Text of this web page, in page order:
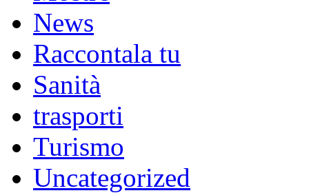
News
Raccontala tu
Sanità
trasporti
Turismo
Uncategorized